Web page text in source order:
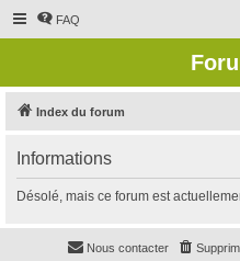
FAQ
Index du forum
Informations
Désolé, mais ce forum est
Nous contacter